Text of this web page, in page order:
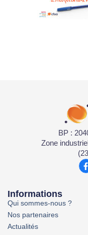
BP :
Zone
Informations
Qui sommes-nous ?
Nos partenaires
Actualités